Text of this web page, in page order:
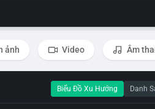
ảnh Video Âm
Biểu Đồ Xu Hướng Danh